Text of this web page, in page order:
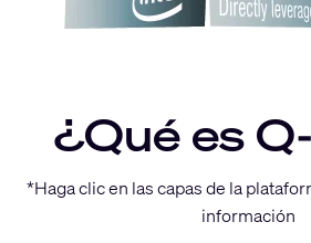
¿Qué es
*Haga clic en las capas de la
información